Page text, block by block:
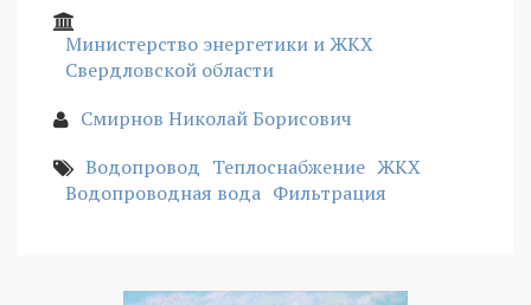
Министерство энергетики и ЖКХ
Свердловской области
Смирнов Николай Борисович
Водопровод Теплоснабжение ЖКХ
Водопроводная вода Фильтрация